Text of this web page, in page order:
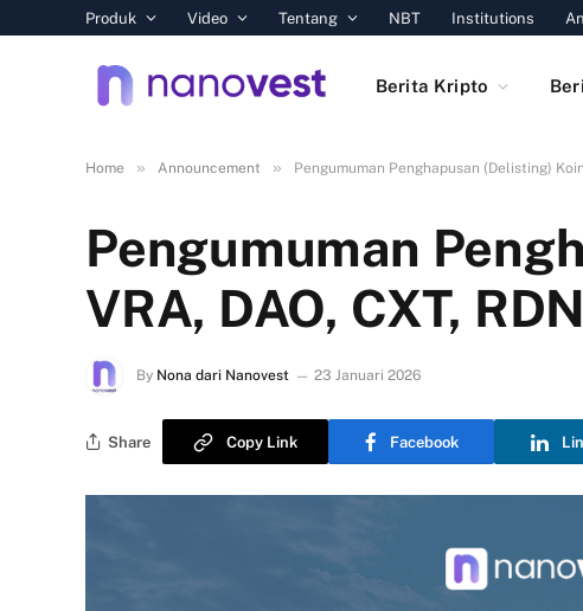
Produk Video Tentang NBT Institutions
Berita Kripto
Home » Announcement » Pengumuman Penghapusan (Delisting)
Pengumuman
VRA, DAO, CXT,
By Nona dari Nanovest 23 Januari 2026
Share Copy Link Facebook